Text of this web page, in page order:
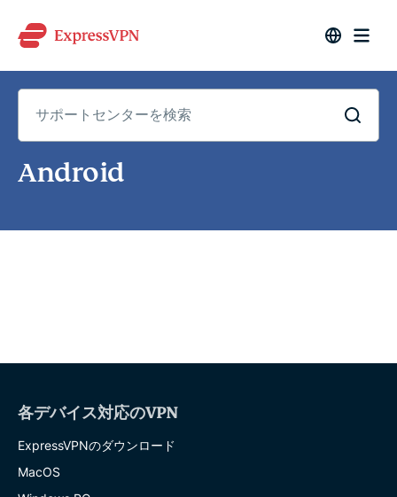
Android
ン
各デバイス対応のVPN
ExpressVPNのダウンロード
MacOS